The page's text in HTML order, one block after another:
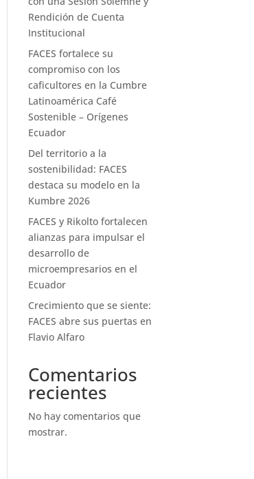
Rendición de Cuenta
Institucional
FACES fortalece su
compromiso con los
caficultores en la Cumbre
Latinoamérica Café
Sostenible – Orígenes
Ecuador
Del territorio a la
sostenibilidad: FACES
destaca su modelo en la
Kumbre 2026
FACES y Rikolto fortalecen
alianzas para impulsar el
desarrollo de
microempresarios en el
Ecuador
Crecimiento que se siente:
FACES abre sus puertas en
Flavio Alfaro
Comentarios
recientes
No hay comentarios que
mostrar.